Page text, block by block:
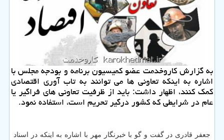
به گزارش كاروخدمت عضو كمیسیون برنامه و بودجه مجلس با
اشاره به اینكه تعاونی ها می توانند به تاب آوری اقتصادی
كمك كنند، اظهار داشت: باید از ظرفیت تعاونی های فراگیر یا
عام در شرایطی كه كشور درگیر تحریم است، استفاده نمود.
جعفر قادری در گفت و گو با خبرنگار مهر با اشاره به اینکه در اسناد